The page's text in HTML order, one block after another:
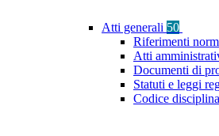
Atti generali 50
Riferimenti
Atti
Documenti di
Statuti e leggi
Codice